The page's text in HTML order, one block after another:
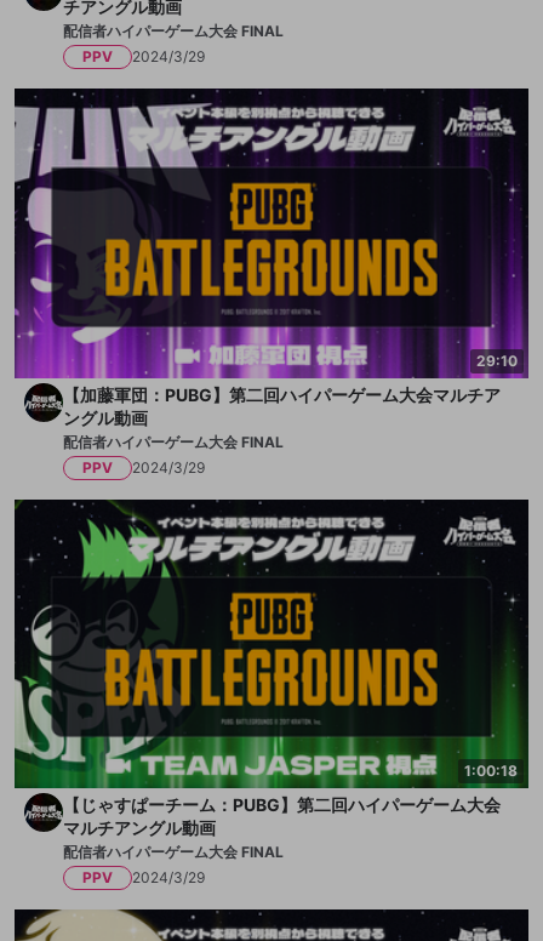
チアングル動画
配信者ハイパーゲーム大会 FINAL
PPV
2024/3/29
29:10
【加藤軍団：PUBG】第二回ハイパーゲーム大会マルチア
ングル動画
配信者ハイパーゲーム大会 FINAL
PPV
2024/3/29
1:00:18
【じゃすぱーチーム：PUBG】第二回ハイパーゲーム大会
マルチアングル動画
配信者ハイパーゲーム大会 FINAL
PPV
2024/3/29